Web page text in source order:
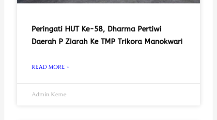
Peringati HUT Ke-58, Dharma Pertiwi
Daerah P Ziarah Ke TMP Trikora Manokwari
READ MORE »
Admin Keme